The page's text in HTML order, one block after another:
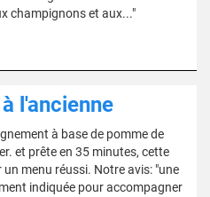
champignons et aux..."
l'ancienne
à base de pomme de
et prête en 35 minutes, cette
menu réussi. Notre avis: "une
indiquée pour accompagner